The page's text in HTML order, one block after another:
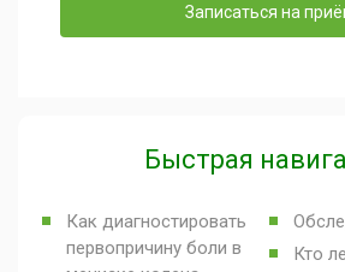
Записаться на
Быстрая
Как диагностировать
первопричину боли в
Кто